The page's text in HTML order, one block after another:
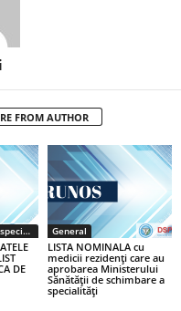
FROM AUTHOR
Certificate medici specialiști / primari
DE
General
LISTA NOMINALA cu
medicii rezidenţi care au
aprobarea Ministerului
Sănătăţii de schimbare a
specialităţi